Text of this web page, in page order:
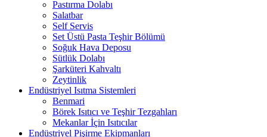
Pastırma Dolabı
Salatbar
Self Servis
Set Üstü Pasta Teşhir Bölümü
Soğuk Hava Deposu
Sütlük Dolabı
Şarküteri Kahvaltı
Zeytinlik
Endüstriyel Isıtma Sistemleri
Benmari
Börek Isıtıcı ve Teşhir Tezgahları
Mekanlar İçin Isıtıcılar
Endüstriyel Pişirme Ekipmanları